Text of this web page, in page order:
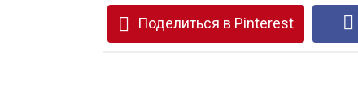
Поделиться в Pinterest